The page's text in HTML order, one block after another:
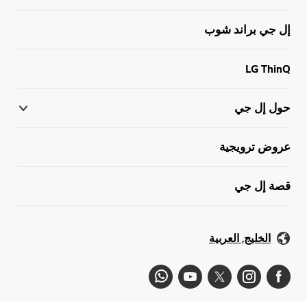
إل جي براند شوب
LG ThinQ
حول إل جي
عروض ترويجية
قصة إل جي
الخليج, العربية